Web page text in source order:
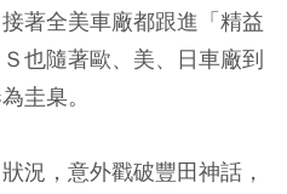
著全美車廠都跟進「精益
也隨著歐、美、日車廠到
圭臬。
況，意外戳破豐田神話，